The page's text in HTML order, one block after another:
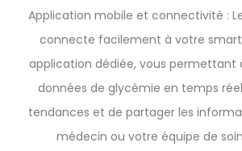
Application mobile et connectivité : Le
connecte facilement à votre
application dédiée, vous permettant
données de glycémie en temps
tendances et de partager les
médecin ou votre équipe de